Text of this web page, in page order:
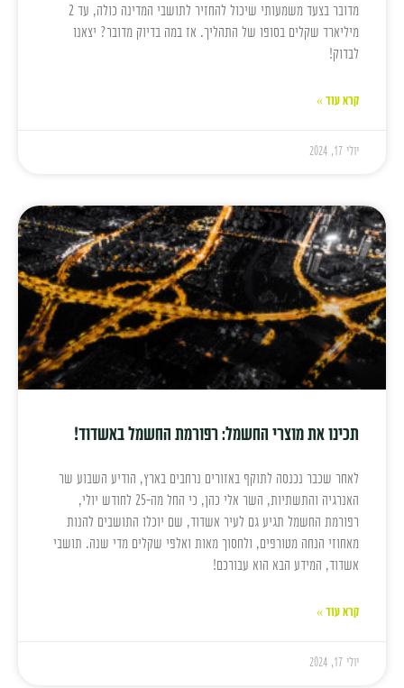
מדובר בצעד משמעותי שיכול להחזיר לתושבי המדינה כולה, עד 2
מיליארד שקלים בסופו של התהליך. אז במה בדיוק מדובר? יצאנו
לבדוק!
קרא עוד »
יולי 17, 2024
תכינו את מוצרי החשמל: רפורמת החשמל באשדוד!
לאחר שכבר נכנסה לתוקף באזורים נרחבים בארץ, הודיע השבוע שר
האנרגיה והתשתיות, השר אלי כהן, כי החל מה-25 לחודש יולי,
רפורמת החשמל תגיע גם לעיר אשדוד, שם יוכלו התושבים להנות
מאחוזי הנחה מטורפים, ולחסוך מאות ואלפי שקלים מדי שנה. תושבי
אשדוד, המידע הבא הוא עבורכם!
קרא עוד »
יולי 17, 2024